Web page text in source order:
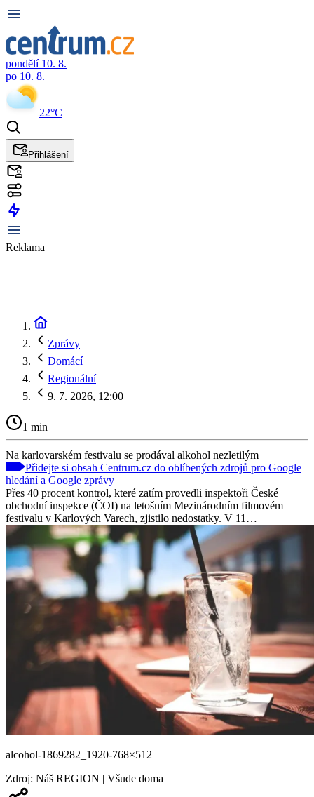
pondělí 10. 8.
po 10. 8.
22°C
Přihlášení
Reklama
Zprávy
Domácí
Regionální
9. 7. 2026, 12:00
1 min
Na karlovarském festivalu se prodával alkohol nezletilým
Přidejte si obsah Centrum.cz do oblíbených zdrojů pro Google
hledání a Google zprávy
Přes 40 procent kontrol, které zatím provedli inspektoři České
obchodní inspekce (ČOI) na letošním Mezinárodním filmovém
festivalu v Karlových Varech, zjistilo nedostatky. V 11…
alcohol-1869282_1920-768×512
Zdroj: Náš REGION | Všude doma